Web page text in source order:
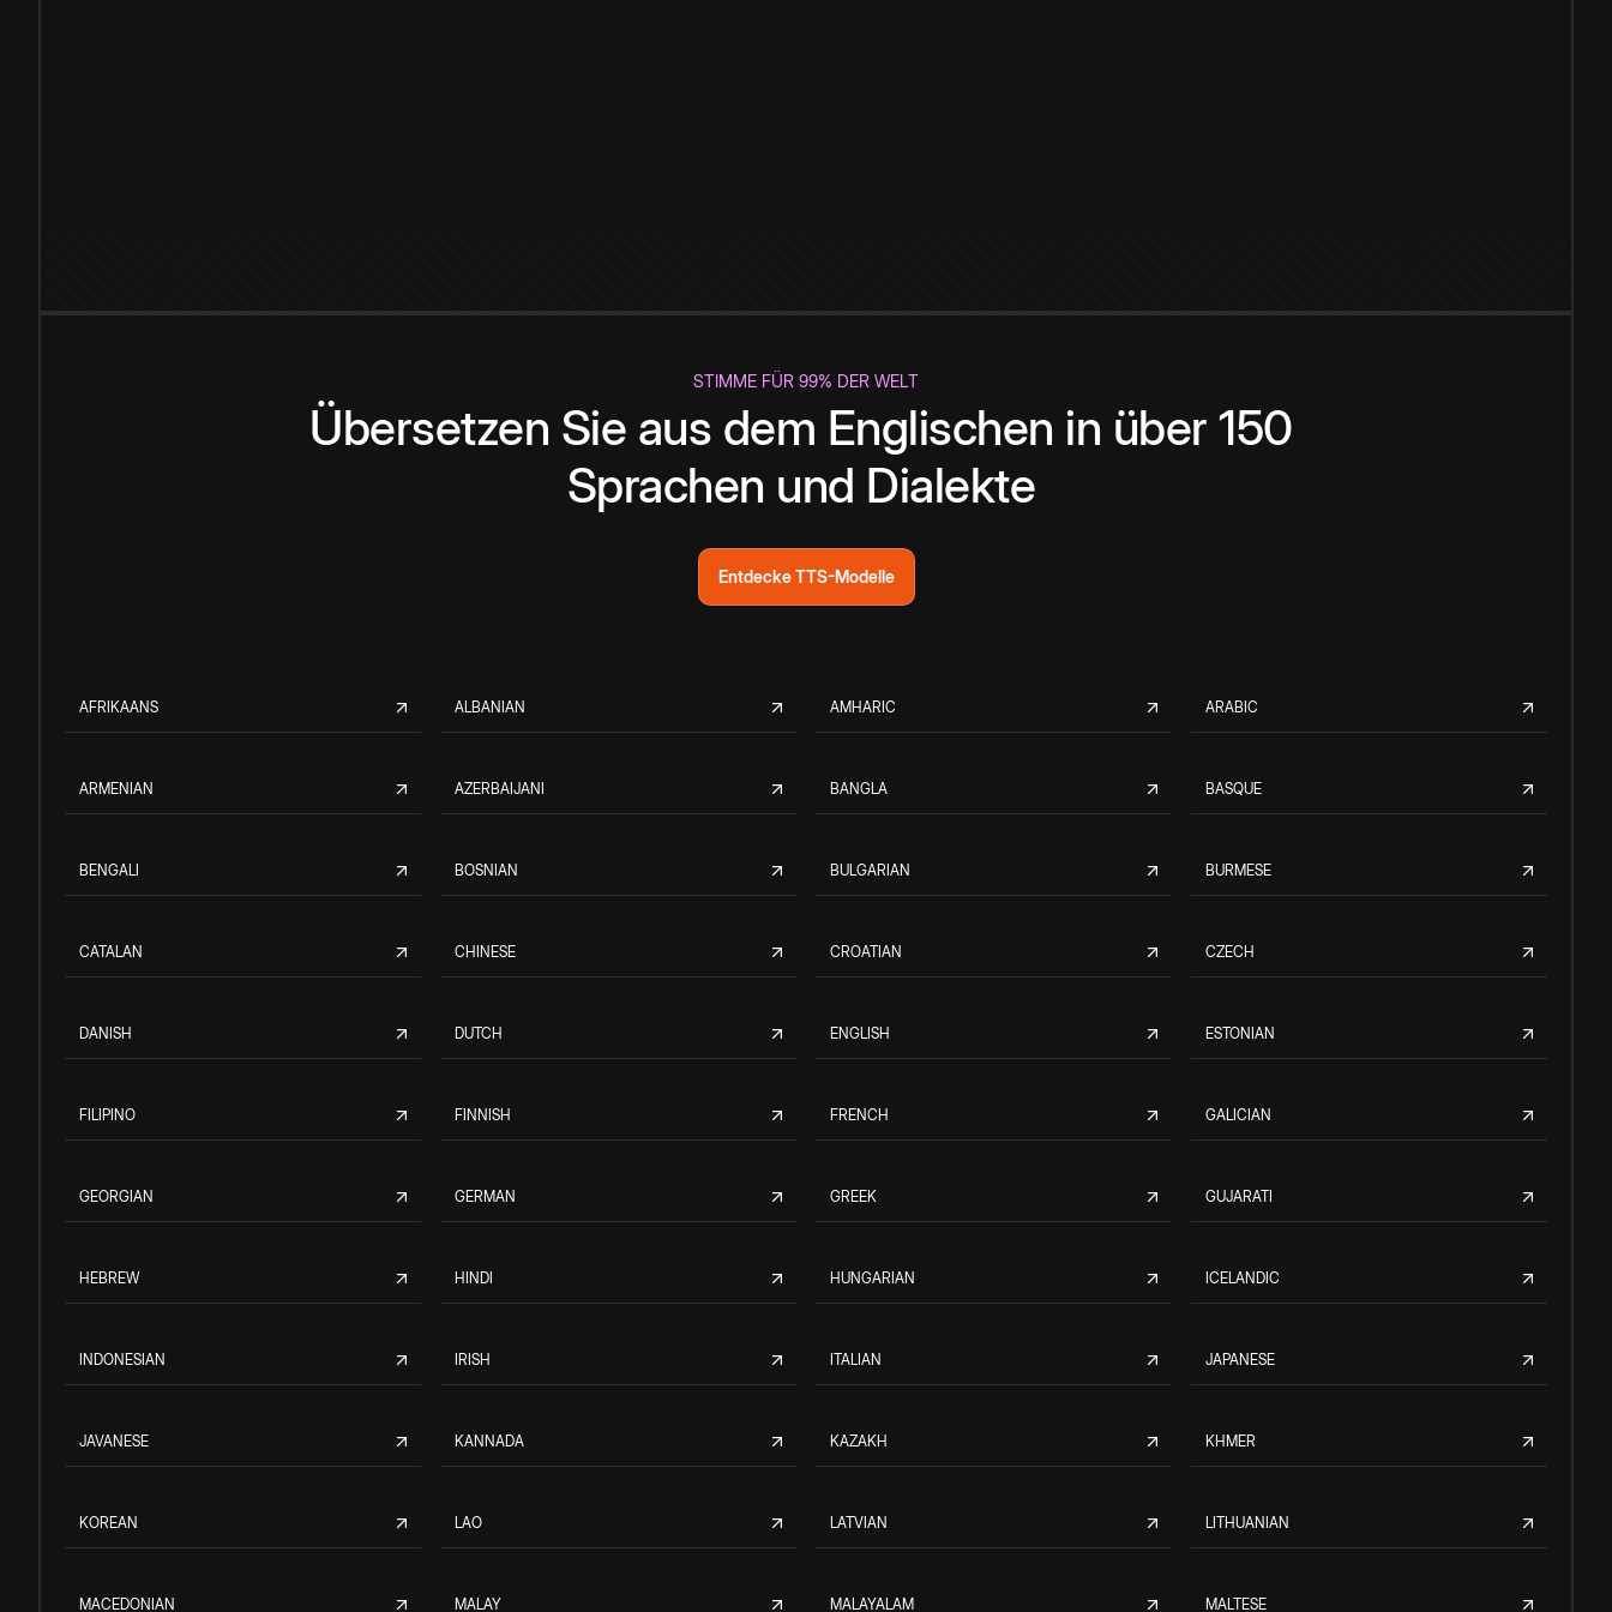
STIMME FÜR 99% DER WELT
Übersetzen Sie aus dem Englischen in über 150
Sprachen und Dialekte
Entdecke TTS-Modelle
AFRIKAANS ALBANIAN AMHARIC ARABIC
ARMENIAN AZERBAIJANI BANGLA BASQUE
BENGALI BOSNIAN BULGARIAN BURMESE
CATALAN CHINESE CROATIAN CZECH
DANISH DUTCH ENGLISH ESTONIAN
FILIPINO FINNISH FRENCH GALICIAN
GEORGIAN GERMAN GREEK GUJARATI
HEBREW HINDI HUNGARIAN ICELANDIC
INDONESIAN IRISH ITALIAN JAPANESE
JAVANESE KANNADA KAZAKH KHMER
KOREAN LAO LATVIAN LITHUANIAN
MACEDONIAN MALAY MALAYALAM MALTESE